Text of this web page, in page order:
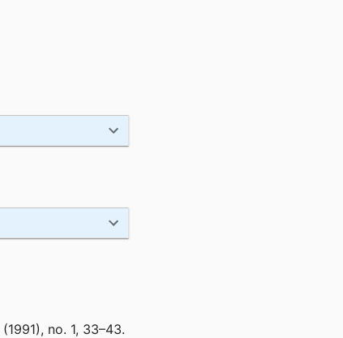
no. 1, 33–43.